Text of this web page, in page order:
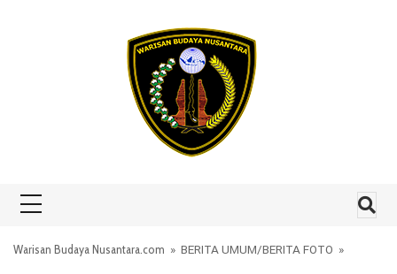
Warisan Budaya Nusantara.com » BERITA UMUM/BERITA FOTO »